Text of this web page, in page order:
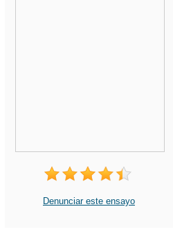
Denunciar este ensayo